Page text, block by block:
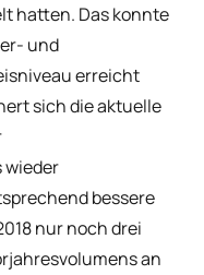
hatten. Das konnte
und
erreicht
sich die aktuelle
wieder
bessere
nur noch drei
an